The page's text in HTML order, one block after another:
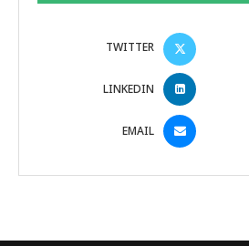
TWITTER
LINKEDIN
EMAIL